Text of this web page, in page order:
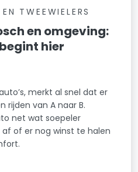
TWEEWIELERS
en omgeving:
hier
merkt al snel dat er
rijden van A naar B.
net wat soepeler
of er nog winst te halen